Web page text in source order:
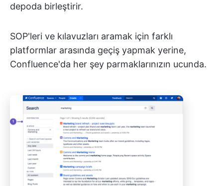
depoda birleştirir.
SOP'leri ve kılavuzları aramak için farklı
platformlar arasında geçiş yapmak yerine,
Confluence'da her şey parmaklarınızın ucunda.